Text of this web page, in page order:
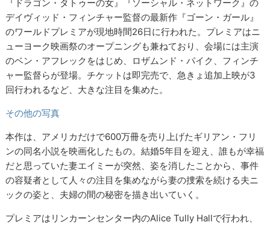
『ドラゴン・タトゥーの女』『ソーシャル・ネットワーク』の
デイヴィッド・フィンチャー監督の最新作『ゴーン・ガール』
のワールドプレミアが現地時間26日に行われた。プレミアはニ
ューヨーク映画祭のオープニングも兼ねており、会場には主演
のベン・アフレックをはじめ、ロザムンド・パイク、フィンチ
ャー監督らが登場。チケットは即完売で、急きょ追加上映が3
回行われるなど、大きな注目を集めた。
その他の写真
本作は、アメリカだけで600万冊を売り上げたギリアン・フリ
ンの同名小説を映画化したもの。結婚5年目を迎え、誰もが幸福
だと思っていた妻エイミーが突然、姿を消したことから、事件
の容疑者として人々の注目を集めながら妻の捜索を続ける夫ニ
ックの姿と、夫婦の間の秘密を描き出いていく。
プレミアはリンカーンセンター内のAlice Tully Hallで行われ、